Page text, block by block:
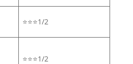
⭐⭐⭐1/2
⭐⭐⭐1/2